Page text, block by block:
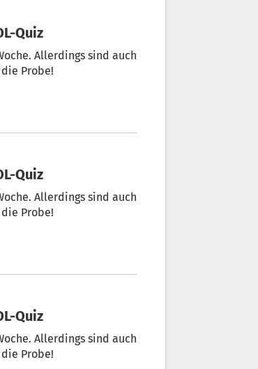
Quiz
Allerdings sind auch
Probe!
Quiz
Allerdings sind auch
Probe!
Quiz
Allerdings sind auch
Probe!